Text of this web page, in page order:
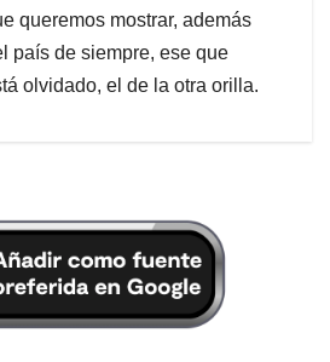
queremos mostrar, además
país de siempre, ese que
olvidado, el de la otra orilla.